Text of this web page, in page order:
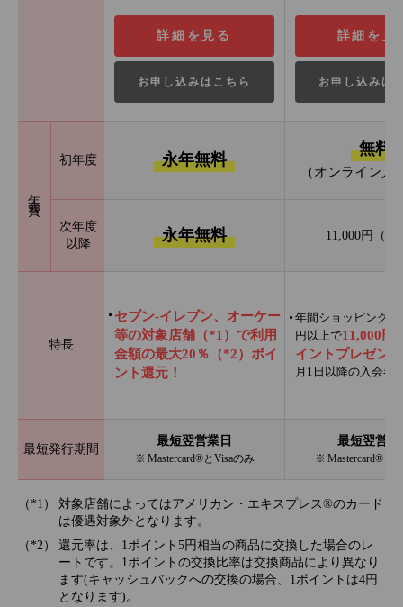
詳細を見る
お申し込みはこちら
詳細を見
お申し込みは
年会費
初年度 永年無料
無料
（オンライン入
次年度
以降
永年無料 11,000円（税
特長
セブン‐イレブン、オーケー
等の対象店舗（*1）で利用
金額の最大20％（*2）ポイ
ント還元！
年間ショッピング利
円以上で11,000円
イントプレゼント
月1日以降の入会者
最短発行期間
最短翌営業日
※ Mastercard®とVisaのみ
最短翌営業
※ Mastercard®と
対象店舗によってはアメリカン・エキスプレス®のカード
は優遇対象外となります。
還元率は、1ポイント5円相当の商品に交換した場合のレ
ートです。1ポイントの交換比率は交換商品により異なり
ます(キャッシュバックへの交換の場合、1ポイントは4円
となります)。